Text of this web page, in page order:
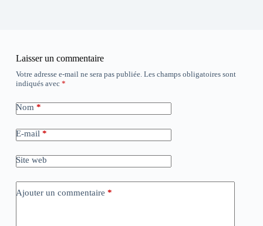
Laisser un commentaire
Votre adresse e-mail ne sera pas publiée. Les champs obligatoires sont
indiqués avec *
Nom *
E-mail *
Site web
Ajouter un commentaire *